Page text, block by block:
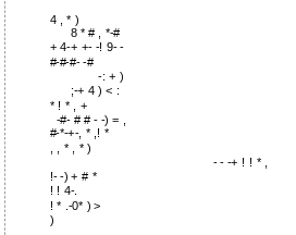
4 , * )
8 * # , *-#
+ 4-+ +- -! 9- -
#-#-#- -#
-: + )
;-+ 4 ) < :
* ! * , +
-#- # # - -) = ,
#-*-+-, * ,! *
, , * , * )
- - -+ ! ! * ,
!- -) + # *
! ! 4-.
! * .-0* ) >
)